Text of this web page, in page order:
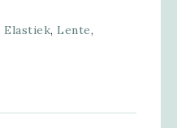
Elastiek, Lente,